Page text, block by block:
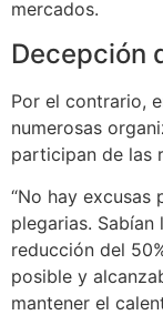
mercados.
Decepción
Por el contrario,
numerosas
participan de las
“No hay excusas
plegarias.
reducción del
posible y
mantener el